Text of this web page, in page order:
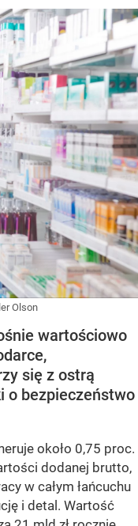
Olson
wartościowo
się z ostrą
o bezpieczeństwo
około 0,75 proc.
dodanej brutto,
w całym łańcuchu
i detal. Wartość